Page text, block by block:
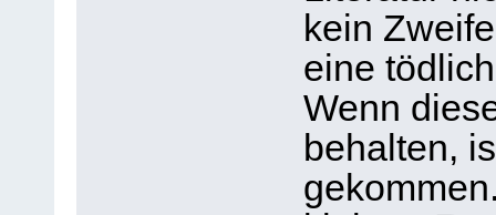
kein
eine
Wenn
behalten,